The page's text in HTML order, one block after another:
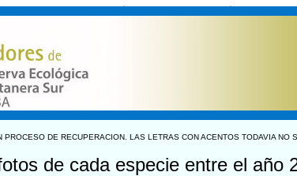
PROCESO DE RECUPERACION. LAS LETRAS CON ACENTOS TODAVIA NO
de cada especie entre el año